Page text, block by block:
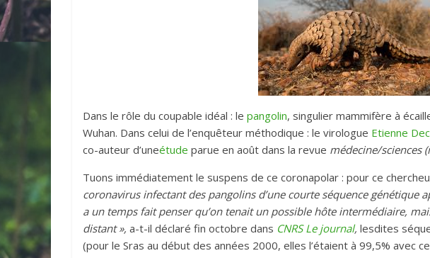
Dans le rôle du coupable idéal : le pangolin, singulier mammifère à
Wuhan. Dans celui de l’enquêteur méthodique : le virologue Etienne
co-auteur d’uneétude parue en août dans la revue médecine/sciences
Tuons immédiatement le suspens de ce coronapolar : pour ce
coronavirus infectant des pangolins d’une courte séquence génétique
a un temps fait penser qu’on tenait un possible hôte intermédiaire,
distant », a-t-il déclaré fin octobre dans CNRS Le journal, lesdites
(pour le Sras au début des années 2000, elles l’étaient à 99,5% avec